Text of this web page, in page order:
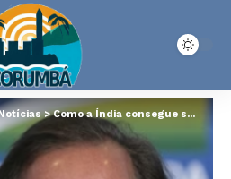
>Como a Índia consegue ser quase uma realidade diferente do resto do mundo?